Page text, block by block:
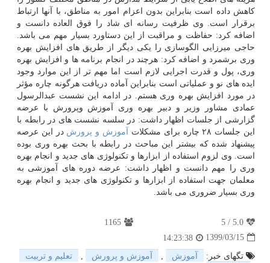
کاهش داده است بنابراین بدون اعزام امور به مناطق، با آنها ارتباط
برقرار است. وی ظرفیت رسانه ای شاد را فوق العاده دانست و
اضافه کرد: حفاظت و مراقبت از این دستاورد بسیار مهم می باشد.
حاجی میرزایی الگوسازی را یکی دیگر از طریق های افزایش بهره
وری برشمرد و اضافه کرد: هرچند در انجام برنامه ها و افزایش بهره
وری، پول و قدرت اجرایی لازم است اما مهم تر از این موارد وجود
ایده های نو و عملیاتی است بنابراین آماده دریافت هرگونه چاره مؤثر
در مورد افزایش بهره وری هستم. در ادامه این نشست عبدالرسول
عمادی مشاور وزیر و دبیر بهره وری آموزش وپرورش با عرضه
گزارشی از جلسات اظهار داشت: در سلسه نشست های در رابطه با
این جلسات ۲۸ چاره برای مشکلات
آموزش و پرورش در این عرصه
پیشنهاد شده که بیشتر این مباحث در رابطه با بحث بهره وری بوده
است. وی لزوم استفاده از ابزارها و تکنولوژی های جدید و انجام بهره
وری را مهم دانست و اظهار داشت: عرضه دوره های آموزشی به
معلمان جهت استفاده از ابزارها و تکنولوژی های جدید و انجام بهره
وری بسیار ضروری می باشد.
5.0
/
5
1165
1399/03/15
14:23:38
تگهای خبر:
آموزش , آموزش و پرورش ,
تعلیم و تربیت